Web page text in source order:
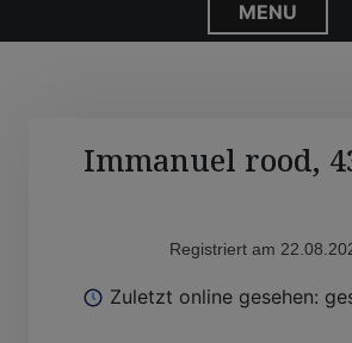
t
MENU
Immanuel rood,
Registriert am
Zuletzt online gesehen: